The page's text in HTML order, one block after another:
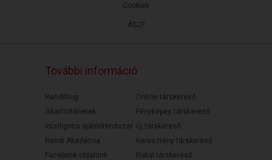
ÁSZF
Cookiek
További információ
Randiblog
Sikertörténetek
Intelligens ajánlórendszer
Randi Akadémia
Facebook oldalunk
Online társkereső
Fényképes társkereső
Új társkereső
Keresztény társkereső
Fiatal társkereső